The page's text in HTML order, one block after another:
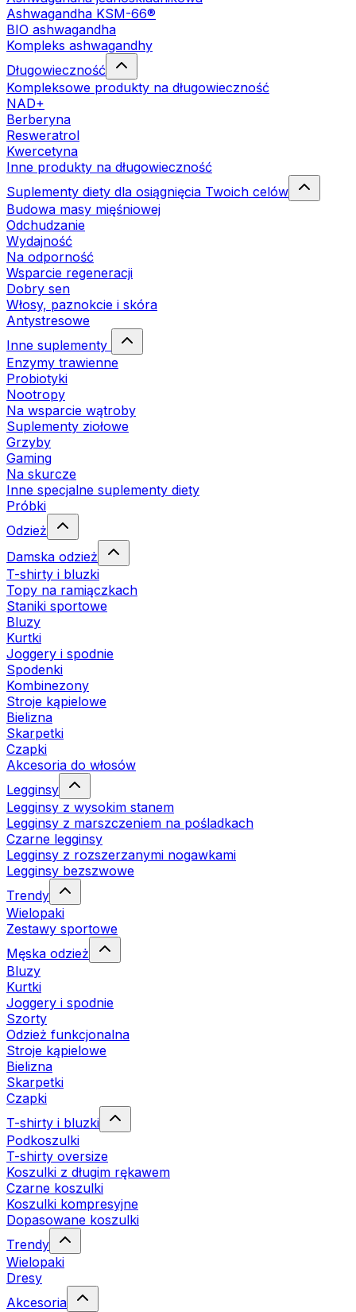
Ashwagandha KSM-66®
BIO ashwagandha
Kompleks ashwagandhy
Długowieczność
Kompleksowe produkty na długowieczność
NAD+
Berberyna
Resweratrol
Kwercetyna
Inne produkty na długowieczność
Suplementy diety dla osiągnięcia Twoich celów
Budowa masy mięśniowej
Odchudzanie
Wydajność
Na odporność
Wsparcie regeneracji
Dobry sen
Włosy, paznokcie i skóra
Antystresowe
Inne suplementy
Enzymy trawienne
Probiotyki
Nootropy
Na wsparcie wątroby
Suplementy ziołowe
Grzyby
Gaming
Na skurcze
Inne specjalne suplementy diety
Próbki
Odzież
Damska odzież
T-shirty i bluzki
Topy na ramiączkach
Staniki sportowe
Bluzy
Kurtki
Joggery i spodnie
Spodenki
Kombinezony
Stroje kąpielowe
Bielizna
Skarpetki
Czapki
Akcesoria do włosów
Legginsy
Legginsy z wysokim stanem
Legginsy z marszczeniem na pośladkach
Czarne legginsy
Legginsy z rozszerzanymi nogawkami
Legginsy bezszwowe
Trendy
Wielopaki
Zestawy sportowe
Męska odzież
Bluzy
Kurtki
Joggery i spodnie
Szorty
Odzież funkcjonalna
Stroje kąpielowe
Bielizna
Skarpetki
Czapki
T-shirty i bluzki
Podkoszulki
T-shirty oversize
Koszulki z długim rękawem
Czarne koszulki
Koszulki kompresyjne
Dopasowane koszulki
Trendy
Wielopaki
Dresy
Akcesoria